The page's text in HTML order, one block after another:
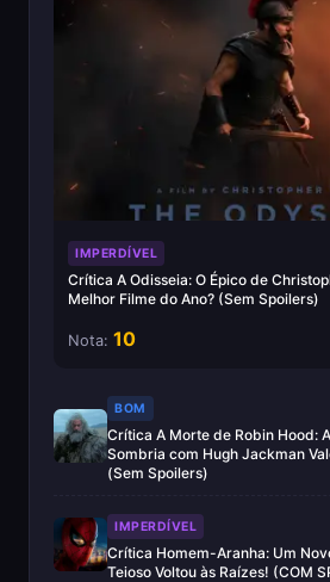
IMPERDÍVEL
Crítica A Odisseia: O Épico de
Melhor Filme do Ano? (Sem Spoilers)
Nota: 10
BOM
Crítica A Morte de Robin Hood:
Sombria com Hugh Jackman
(Sem Spoilers)
IMPERDÍVEL
Crítica Homem-Aranha: Um
Teioso Voltou às Raízes! (COM